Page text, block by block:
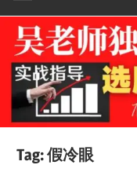
Tag:假冷眼